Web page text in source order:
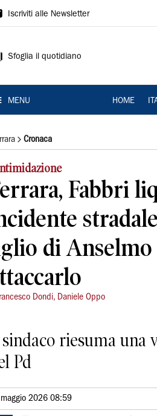
Iscriviti alle Newsletter
Sfoglia il quotidiano
MENU HOME
Cronaca
Fabbri
di
Dondi, Daniele Oppo
riesuma una
Pd
2026 08:59